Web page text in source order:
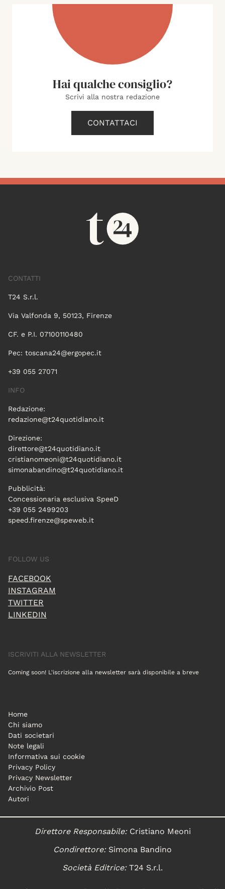
Hai qualche consiglio?
Scrivi alla nostra redazione
CONTATTACI
CONTATTI
T24 S.r.l.
Via Valfonda 9, 50123, Firenze
CF. e P.I. 07100110480
Pec: toscana24@ergopec.it
+39 055 27071
INFO
Redazione:
redazione@t24quotidiano.it
Direzione:
direttore@t24quotidiano.it
cristianomeoni@t24quotidiano.it
simonabandino@t24quotidiano.it
Pubblicità:
Concessionaria esclusiva SpeeD
+39 055 2499203
speed.firenze@speweb.it
FOLLOW US
FACEBOOK
INSTAGRAM
TWITTER
LINKEDIN
ISCRIVITI ALLA NEWSLETTER
Coming soon! L'iscrizione alla newsletter sarà disponibile a breve
Home
Chi siamo
Dati societari
Note legali
Informativa sui cookie
Privacy Policy
Privacy Newsletter
Archivio Post
Autori
Direttore Responsabile:Cristiano Meoni
Condirettore:Simona Bandino
Società Editrice:T24 S.r.l.